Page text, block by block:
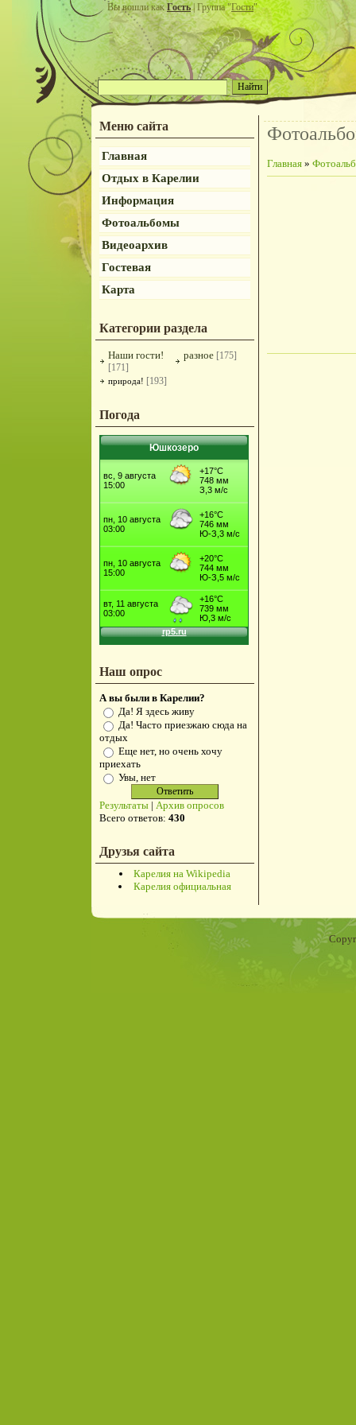
Вы вошли какГость| Группа "Гости"
Меню сайта
Главная
Отдых в Карелии
Информация
Фотоальбомы
Видеоархив
Гостевая
Карта
Категории раздела
Наши гости!
[171]
разное [175]
природа! [193]
Погода
Юшкозеро
Наш опрос
А вы были в Карелии?
Да! Я здесь живу
Да! Часто приезжаю сюда на
отдых
Еще нет, но очень хочу
приехать
Увы, нет
Результаты | Архив опросов
Всего ответов: 430
Друзья сайта
Карелия на Wikipedia
Карелия официальная
Главная »